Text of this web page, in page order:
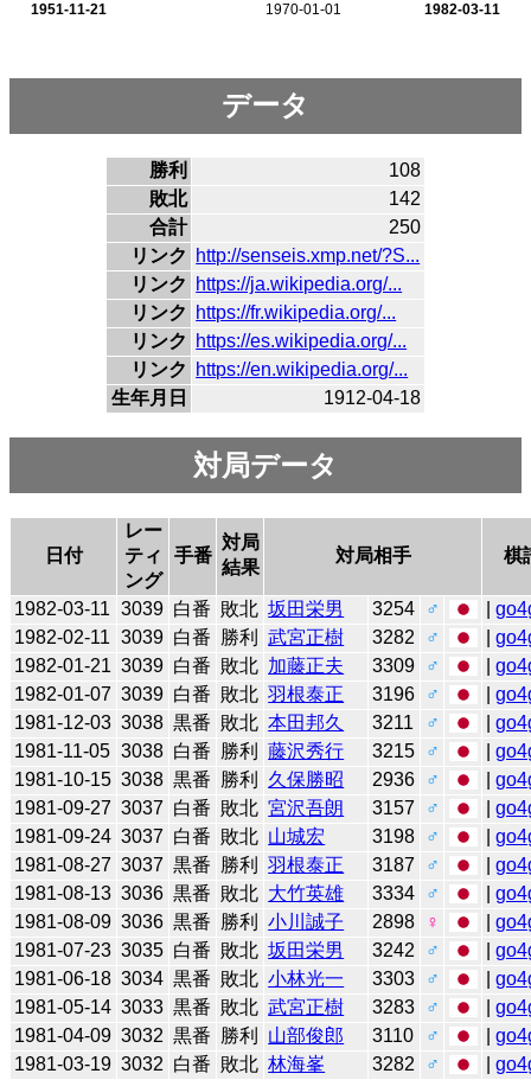
1970-01-01
1951-11-21 1982-03-11
データ
勝利
108
敗北
142
合計
250
リンク
http://senseis.xmp.net/?S...
リンク
https://ja.wikipedia.org/...
リンク
https://fr.wikipedia.org/...
リンク
https://es.wikipedia.org/...
リンク
https://en.wikipedia.org/...
生年月日
1912-04-18
対局データ
日付
レー
ティ
ング
手番
対局
結果
対局相手 棋
1982-03-11 3039 白番 敗北 坂田栄男 3254 ♂ |
1982-02-11 3039 白番 勝利 武宮正樹 3282 ♂ |
1982-01-21 3039 白番 敗北 加藤正夫 3309 ♂ |
1982-01-07 3039 白番 敗北 羽根泰正 3196 ♂ |
1981-12-03 3038 黒番 敗北 本田邦久 3211 ♂ |
1981-11-05 3038 白番 勝利 藤沢秀行 3215 ♂ |
1981-10-15 3038 黒番 勝利 久保勝昭 2936 ♂ |
1981-09-27 3037 白番 敗北 宮沢吾朗 3157 ♂ |
1981-09-24 3037 白番 敗北 山城宏 3198 ♂ |
1981-08-27 3037 黒番 勝利 羽根泰正 3187 ♂ |
1981-08-13 3036 黒番 敗北 大竹英雄 3334 ♂ |
1981-08-09 3036 黒番 勝利 小川誠子 2898 ♀ |
1981-07-23 3035 白番 敗北 坂田栄男 3242 ♂ |
1981-06-18 3034 黒番 敗北 小林光一 3303 ♂ |
1981-05-14 3033 黒番 敗北 武宮正樹 3283 ♂ |
1981-04-09 3032 黒番 勝利 山部俊郎 3110 ♂ |
1981-03-19 3032 白番 敗北 林海峯 3282 ♂ |